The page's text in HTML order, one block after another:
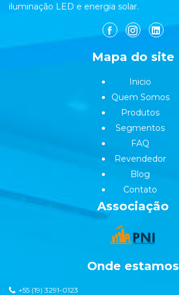
iluminação LED e energia solar.
Mapa do site
Inicio
Quem Somos
Produtos
Segmentos
FAQ
Revendedor
Blog
Contato
Associação
Onde estamos
+55 (19) 3291-0123